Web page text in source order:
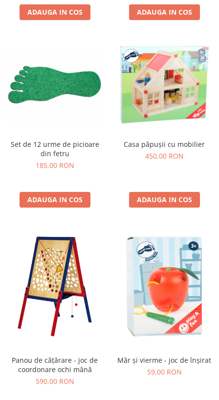
ADAUGA IN COS ADAUGA IN COS
Set de 12 urme de picioare
din fetru
185,00 RON
ADAUGA IN COS
Casa păpușii cu mobilier
450,00 RON
ADAUGA IN COS
Panou de cățărare - joc de
coordonare ochi mână
590,00 RON
Măr și vierme - joc de înșirat
59,00 RON